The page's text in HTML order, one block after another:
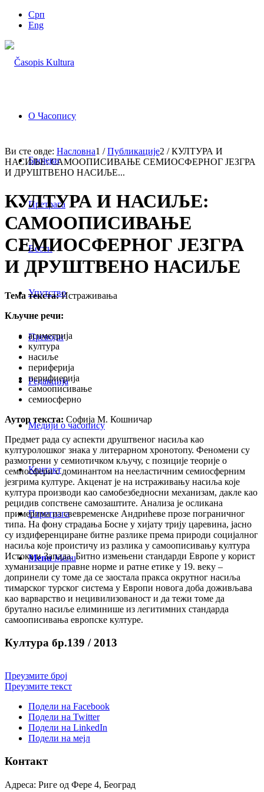
Срп
Eng
О Часопису
Бројеви
Претрага
Вести
Упутство
Преводи
Редакција
Медији о часопису
Контакт
Птретрага
Menu Menu
Ви сте овде: Насловна1 / Публикације2 / КУЛТУРА И
НАСИЉЕ: САМООПИСИВАЊЕ СЕМИОСФЕРНОГ ЈЕЗГРА
И ДРУШТВЕНО НАСИЉЕ...
КУЛТУРА И НАСИЉЕ:
САМООПИСИВАЊЕ
СЕМИОСФЕРНОГ ЈЕЗГРА
И ДРУШТВЕНО НАСИЉЕ
Тема текста:Истраживања
Кључне речи:
асиметрија
култура
насиље
периферија
перифиерија
самоописивање
семиосферно
Аутор текста: Софија М. Кошничар
Предмет рада су аспекти друштвеног насиља као
културолошког знака у литерарном хронотопу. Феномени су
размотрени у семиотичком кључу, с позиције теорије о
семиосфери с доминантом на нееластичним семиосферним
језгрима културе. Акценат је на истраживању насиља које
култура производи као самобезбедносни механизам, дакле као
рецидив сопствене самозаштите. Анализа је осликана
примерима из свевременске Андрићеве прозе пограничног
типа. На фону страдања Босне у хијату трију царевина, јасно
су издиференциране битне разлике према природи социјалног
насиља које проистичу из разлика у самоописивању култура
Истока и Запада. Битно измењени стандарди Европе у корист
хуманизације правне норме и ратне етике у 19. веку –
допринели су томе да се заостала пракса окрутног насиља
тимарског турског система у Европи новога доба доживљава
као варварство и нецивилизованост и да тежи томе да
брутално насиље елиминише из легитимних стандарда
самоописивања европске културе.
Култура бр.139 / 2013
Преузмите број
Преузмите текст
Подели на Facebook
Подели на Twitter
Подели на LinkedIn
Подели на мејл
Контакт
Адреса: Риге од Фере 4, Београд